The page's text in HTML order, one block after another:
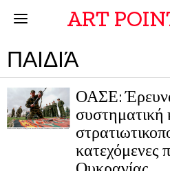
ART
ΠΑΙΔΙΆ
ΟΑΣΕ:
συστηματική
κατεχόμενες